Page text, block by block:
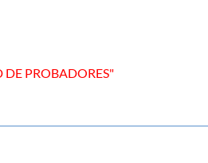
PROBADORES"